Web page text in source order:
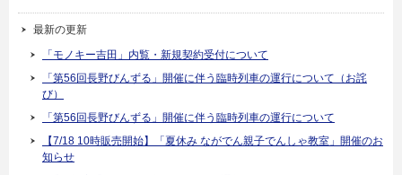
最新の更新
「モノキー吉田」内覧・新規契約受付について
「第56回長野びんずる」開催に伴う臨時列車の運行について（お詫
び）
「第56回長野びんずる」開催に伴う臨時列車の運行について
【7/18 10時販売開始】「夏休み ながでん親子でんしゃ教室」開催のお
知らせ